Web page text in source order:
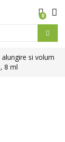
0
si volum
8 ml